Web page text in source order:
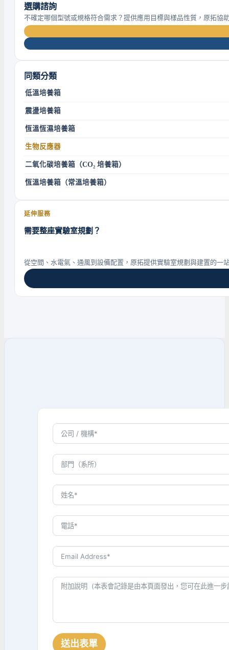
選購諮詢
不確定哪個型號或規格符合需求？提供應用目標與樣品性質，原拓協
同類分類
低溫培養箱
震盪培養箱
恆溫恆濕培養箱
生物反應器
二氧化碳培養箱（CO₂ 培養箱）
恆溫培養箱（常溫培養箱）
延伸服務
需要整座實驗室規劃？
從空間、水電氣、通風到設備配置，原拓提供實驗室規劃與建置的一
送出表單